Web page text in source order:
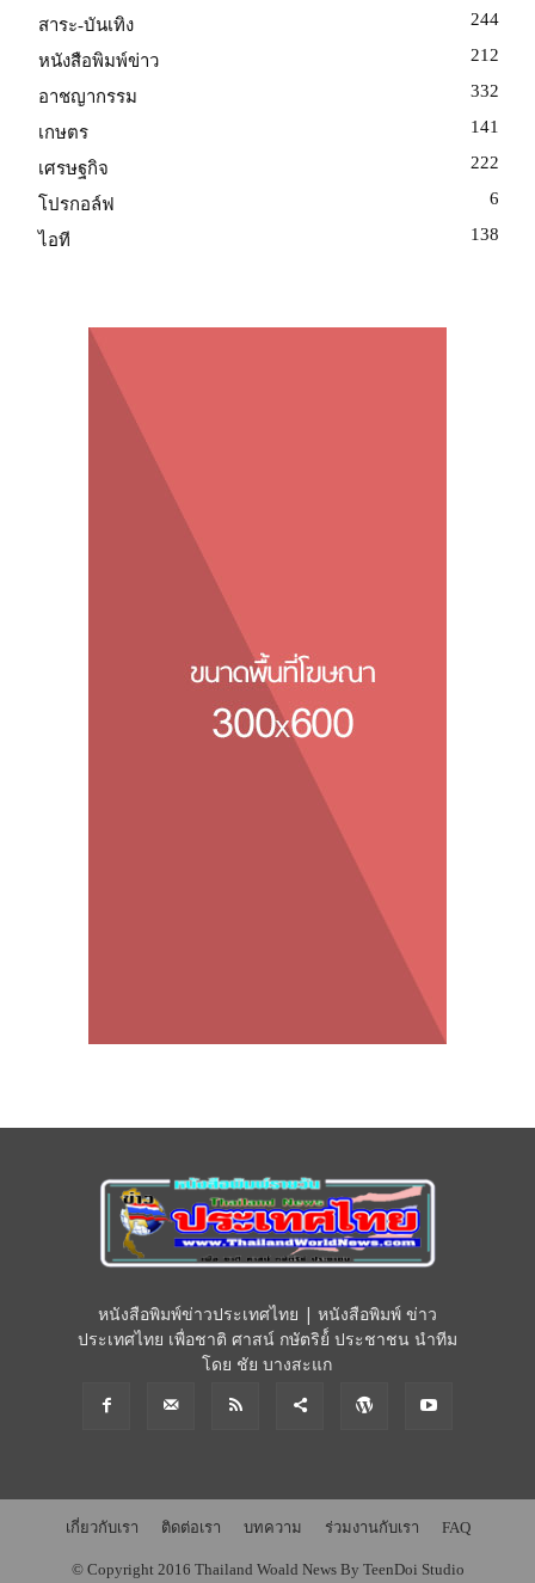
สาระ-บันเทิง 244
หนังสือพิมพ์ข่าว 212
อาชญากรรม 332
เกษตร 141
เศรษฐกิจ 222
โปรกอล์ฟ 6
ไอที 138
หนังสือพิมพ์ข่าวประเทศไทย | หนังสือพิมพ์ ข่าว
ประเทศไทย เพื่อชาติ ศาสน์ กษัตริย์์ ประชาชน นำทีม
โดย ชัย บางสะแก
เกี่ยวกับเรา ติดต่อเรา บทความ ร่วมงานกับเรา FAQ
© Copyright 2016 Thailand Woald News By TeenDoi Studio